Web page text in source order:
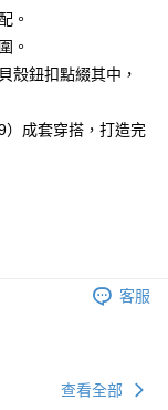
。
。
殼鈕扣點綴其中，
）成套穿搭，打造完
客服
查看全部